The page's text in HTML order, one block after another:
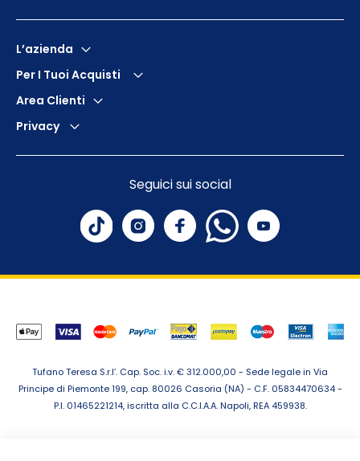
L’azienda
Per I Tuoi Acquisti
Area Clienti
Privacy
Seguici sui social
Tufano Teresa S.r.l’. Cap. Soc. i.v. € 312.000,00 - Sede legale in Via
Principe di Piemonte 199, cap. 80026 Casoria (NA) - C.F. 05834470634 -
P.I. 01465221214, iscritta alla C.C.I.A.A. Napoli, REA 459938.